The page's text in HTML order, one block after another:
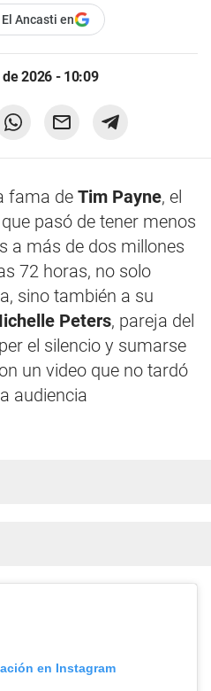
Ancasti en
2026 - 10:09
fama de Tim Payne, el
pasó de tener menos
a más de dos millones
72 horas, no solo
sino también a su
Peters, pareja del
el silencio y sumarse
un video que no tardó
audiencia
en Instagram